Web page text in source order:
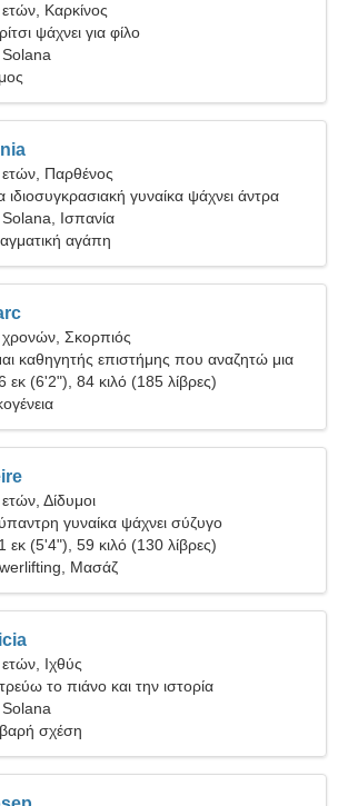
Καρκίνος
ψάχνει για φίλο
Παρθένος
ιδιοσυγκρασιακή γυναίκα ψάχνει άντρα
Ισπανία
αγάπη
Σκορπιός
καθηγητής επιστήμης που αναζητώ μια
γυναίκα
εκ (6'2"), 84 κιλό (185 λίβρες)
Δίδυμοι
γυναίκα ψάχνει σύζυγο
εκ (5'4"), 59 κιλό (130 λίβρες)
Μασάζ
Ιχθύς
το πιάνο και την ιστορία
σχέση